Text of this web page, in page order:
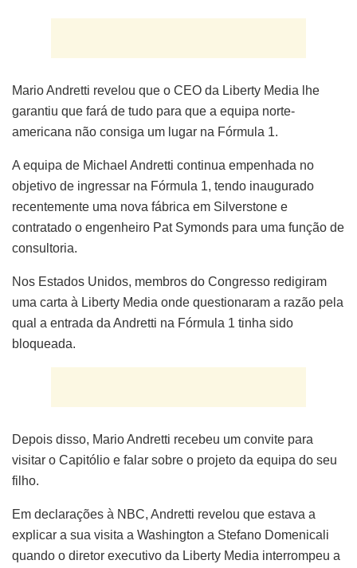
Mario Andretti revelou que o CEO da Liberty Media lhe
garantiu que fará de tudo para que a equipa norte-
americana não consiga um lugar na Fórmula 1.
A equipa de Michael Andretti continua empenhada no
objetivo de ingressar na Fórmula 1, tendo inaugurado
recentemente uma nova fábrica em Silverstone e
contratado o engenheiro Pat Symonds para uma função de
consultoria.
Nos Estados Unidos, membros do Congresso redigiram
uma carta à Liberty Media onde questionaram a razão pela
qual a entrada da Andretti na Fórmula 1 tinha sido
bloqueada.
Depois disso, Mario Andretti recebeu um convite para
visitar o Capitólio e falar sobre o projeto da equipa do seu
filho.
Em declarações à NBC, Andretti revelou que estava a
explicar a sua visita a Washington a Stefano Domenicali
quando o diretor executivo da Liberty Media interrompeu a